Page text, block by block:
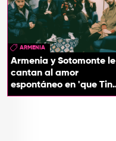
ARMENIA
Armenia y Sotomonte le
cantan al amor
espontáneo en 'que Tin
que Tan'